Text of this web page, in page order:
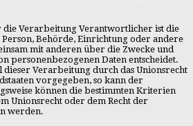
Verarbeitung Verantwortlicher ist die
Behörde, Einrichtung oder andere
mit anderen über die Zwecke und
personenbezogenen Daten entscheidet.
dieser Verarbeitung durch das Unionsrecht
vorgegeben, so kann der
können die bestimmten Kriterien
Unionsrecht oder dem Recht der
werden.